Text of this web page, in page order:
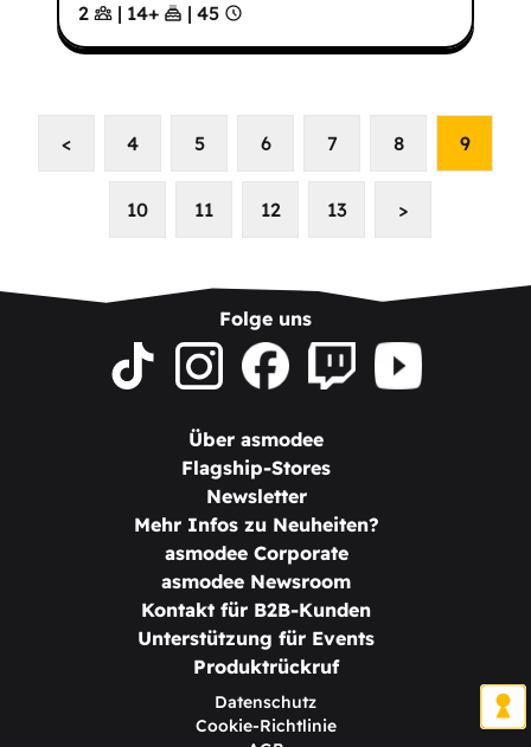
2
| 14+ | 45
< 4 5 6 7 8 9
10 11 12 13 >
Folge uns
Über asmodee
Flagship-Stores
Newsletter
Mehr Infos zu Neuheiten?
asmodee Corporate
asmodee Newsroom
Kontakt für B2B-Kunden
Unterstützung für Events
Produktrückruf
Datenschutz
Cookie-Richtlinie